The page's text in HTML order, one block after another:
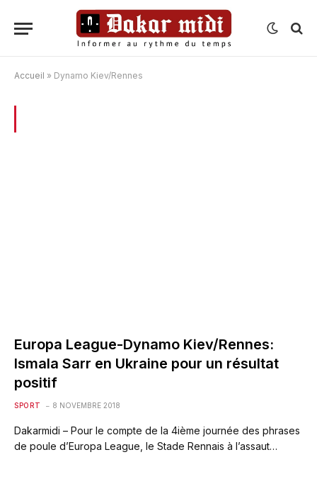
Accueil » Dynamo Kiev/Rennes
Europa League-Dynamo Kiev/Rennes:
Ismala Sarr en Ukraine pour un résultat
positif
SPORT 8 NOVEMBRE 2018
Dakarmidi – Pour le compte de la 4ième journée des phrases
de poule d’Europa League, le Stade Rennais à l’assaut…